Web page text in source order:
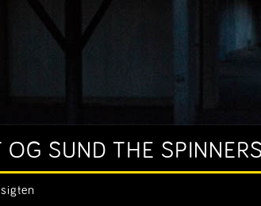
OG SUND THE